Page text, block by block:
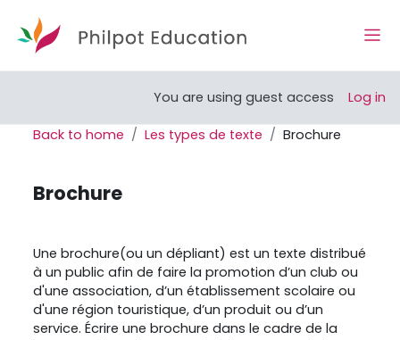
You are using guest access Log in
Back to home Les types de texte Brochure
Brochure
Une brochure(ou un dépliant) est un texte distribué
à un public afin de faire la promotion d’un club ou
d'une association, d’un établissement scolaire ou
d'une région touristique, d’un produit ou d’un
service. Écrire une brochure dans le cadre de la